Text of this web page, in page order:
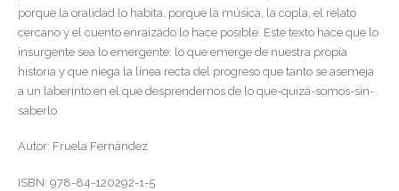
porque la oralidad lo habita, porque la música, la copla, el relato
cercano y el cuento enraizado lo hace posible. Este texto hace que lo
insurgente sea lo emergente: lo que emerge de nuestra propia
historia y que niega la línea recta del progreso que tanto se asemeja
a un laberinto en el que desprendernos de lo que-quizá-somos-sin-
saberlo.
Autor: Fruela Fernández
ISBN: 978-84-120292-1-5